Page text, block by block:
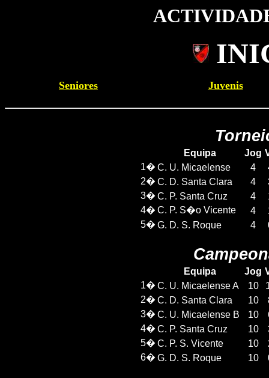
Seniores Juvenis
Equipa Jog
1� C. U. Micaelense 4
2� C. D. Santa Clara 4
3� C. P. Santa Cruz 4
4� C. P. S�o Vicente 4
5� G. D. S. Roque 4
Equipa Jog
1� C. U. Micaelense A 10
2� C. D. Santa Clara 10
3� C. U. Micaelense B 10
4� C. P. Santa Cruz 10
5� C. P. S. Vicente 10
6� G. D. S. Roque 10